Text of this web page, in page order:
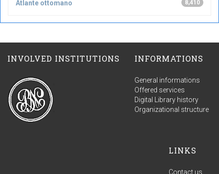
8,410
Atlante ottomano
INVOLVED INSTITUTIONS INFORMATIONS
General informations
Offered services
Digital Library history
Organizational structure
LINKS
Contact us